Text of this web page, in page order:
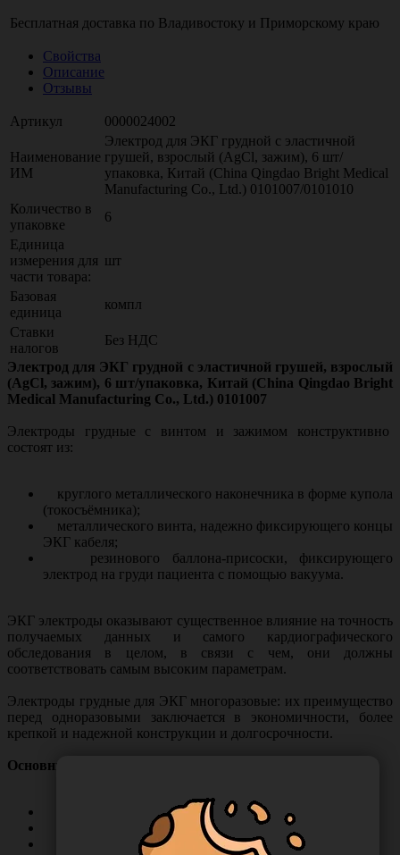
Бесплатная доставка по Владивостоку и Приморскому краю
Свойства
Описание
Отзывы
Артикул 0000024002
Наименование
ИМ
Электрод для ЭКГ грудной с эластичной
грушей, взрослый (AgCl, зажим), 6 шт/
упаковка, Китай (China Qingdao Bright Medical
Manufacturing Co., Ltd.) 0101007/0101010
Количество в
упаковке
6
Единица
измерения для
части товара:
шт
Базовая
единица
компл
Ставки
налогов
Без НДС
Электрод для ЭКГ грудной с эластичной грушей, взрослый
(AgCl, зажим), 6 шт/упаковка, Китай (China Qingdao Bright
Medical Manufacturing Co., Ltd.) 0101007
Электроды грудные с винтом и зажимом конструктивно
состоят из:
круглого металлического наконечника в форме купола
(токосъёмника);
металлического винта, надежно фиксирующего концы
ЭКГ кабеля;
резинового баллона-присоски, фиксирующего
электрод на груди пациента с помощью вакуума.
ЭКГ электроды оказывают существенное влияние на точность
получаемых данных и самого кардиографического
обследования в целом, в связи с чем, они должны
соответствовать самым высоким параметрам.
Электроды грудные для ЭКГ многоразовые: их преимущество
перед одноразовыми заключается в экономичности, более
крепкой и надежной конструкции и долгосрочности.
Основные параметры:
внутренний диаметр, мм - 22;
внешний диаметр, мм - 24;
под штекер - ¾ мм;